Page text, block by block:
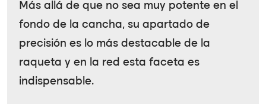
Más allá de que no sea muy potente en el
fondo de la cancha, su apartado de
precisión es lo más destacable de la
raqueta y en la red esta faceta es
indispensable.